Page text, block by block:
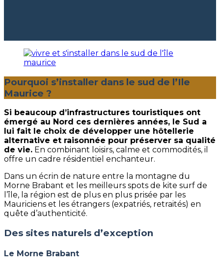
Pourquoi s’installer dans le sud de l’Ile
Maurice ?
Si beaucoup d’infrastructures touristiques ont
émergé au Nord ces dernières années, le Sud a
lui fait le choix de développer une hôtellerie
alternative et raisonnée pour préserver sa qualité
de vie. En combinant loisirs, calme et commodités, il
offre un cadre résidentiel enchanteur.
Dans un écrin de nature entre la montagne du
Morne Brabant et les meilleurs spots de kite surf de
l’île, la région est de plus en plus prisée par les
Mauriciens et les étrangers (expatriés, retraités) en
quête d’authenticité.
Des sites naturels d’exception
Le Morne Brabant